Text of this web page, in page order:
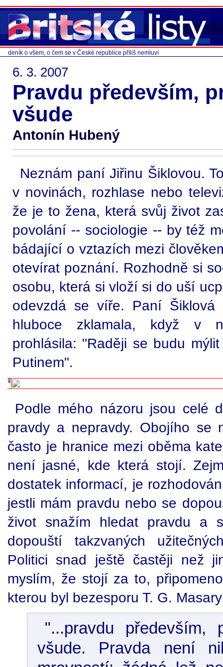
deník o všem, o čem se v České republice příliš nemluví
6. 3. 2007
Pravdu především,
všude
Antonín Hubený
Neznám paní Jiřinu Šiklovou.
v novinách, rozhlase nebo
že je to žena, která svůj život
povolání -- sociologie -- by též
bádající o vztazích mezi
otevírat poznání. Rozhodně si
osobu, která si vloží si do uší
odevzdá se víře. Paní
hluboce zklamala, když v
prohlásila: "Raději se budu
Putinem".
Podle mého názoru jsou celé
pravdy a nepravdy. Obojího se
často je hranice mezi oběma
není jasné, kde která stojí.
dostatek informací, je
jestli mám pravdu nebo se
život snažím hledat pravdu a
dopouští takzvaných
Politici snad ještě častěji než
myslím, že stojí za to,
kterou byl bezesporu T. G.
"...pravdu především,
všude. Pravda není